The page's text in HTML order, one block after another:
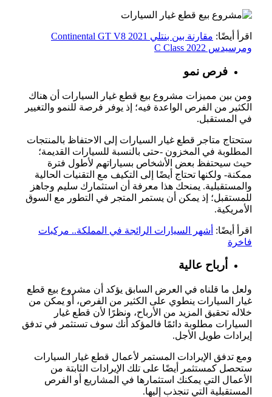
اقرأ أيضًا:
مقارنة بين بنتلي Continental GT V8 2021
ومرسيدس C Class 2022
فرص نمو
ومن بين مميزات مشروع بيع قطع غيار السيارات أن هناك
الكثير من الفرص الواعدة فيه؛ إذ يوفر فرصة للنمو والتغيير
في المستقبل.
ستحتاج متاجر قطع غيار السيارات إلى الاحتفاظ بالمنتجات
المطلوبة في المخزون -حتى بالنسبة للسيارات القديمة؛
حيث سيحتفظ بعض الأشخاص بسياراتهم لأطول فترة
ممكنة- ولكنها تحتاج أيضًا إلى التكيف مع التقنيات الحالية
والمستقبلية. يمنحك هذا معرفة أن استثمارك سليم وجاهز
للمستقبل؛ إذ يمكن أن يستمر المتجر في التطور مع السوق
الأمريكية.
اقرأ أيضًا: أشهر السيارات الرائجة في المملكة.. مركبات
فاخرة
أرباح عالية
ولعل ما قلناه في العرض السابق يؤكد أن مشروع بيع قطع
غيار السيارات ينطوي على الكثير من الفرص، أو يمكن من
خلاله تحقيق المزيد من الأرباح، ونظرًا لأن قطع غيار
السيارات مطلوبة دائمًا فالمؤكد أنك سوف تستثمر في تدفق
إيرادات طويل الأجل.
ومع تدفق الإيرادات المستمر لأعمال قطع غيار السيارات
ستحصل كمستثمر أيضًا على تلك الإيرادات الثابتة من
الأعمال التي يمكنك استثمارها في المشاريع أو الفرص
المستقبلية التي تنجذب إليها.